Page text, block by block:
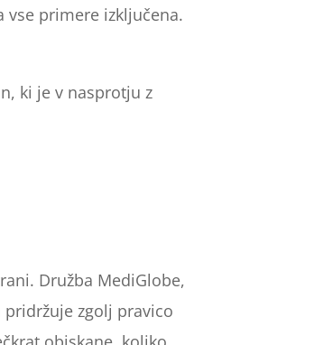
primere izključena.
ki je v nasprotju z
Družba MediGlobe,
zgolj pravico